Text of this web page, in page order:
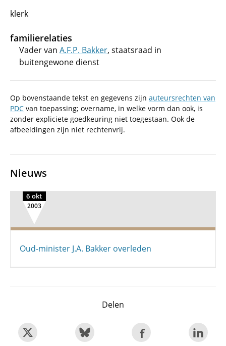
klerk
familierelaties
Vader van A.F.P. Bakker, staatsraad in
buitengewone dienst
Op bovenstaande tekst en gegevens zijn auteursrechten van
PDC van toepassing; overname, in welke vorm dan ook, is
zonder expliciete goedkeuring niet toegestaan. Ook de
afbeeldingen zijn niet rechtenvrij.
Nieuws
6 okt
2003
Oud-minister J.A. Bakker overleden
Delen